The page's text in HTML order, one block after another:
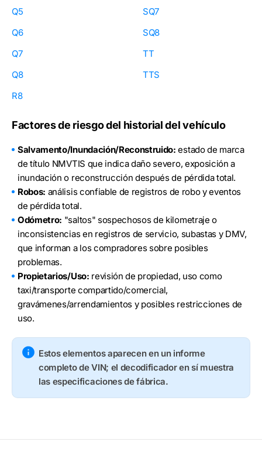
Q5
Q6
Q7
Q8
R8
SQ7
SQ8
TT
TTS
Factores de riesgo del historial del vehículo
Salvamento/Inundación/Reconstruido: estado de marca
de título NMVTIS que indica daño severo, exposición a
inundación o reconstrucción después de pérdida total.
Robos: análisis confiable de registros de robo y eventos
de pérdida total.
Odómetro: "saltos" sospechosos de kilometraje o
inconsistencias en registros de servicio, subastas y DMV,
que informan a los compradores sobre posibles
problemas.
Propietarios/Uso: revisión de propiedad, uso como
taxi/transporte compartido/comercial,
gravámenes/arrendamientos y posibles restricciones de
uso.
Estos elementos aparecen en un informe
completo de VIN; el decodificador en sí muestra
las especificaciones de fábrica.